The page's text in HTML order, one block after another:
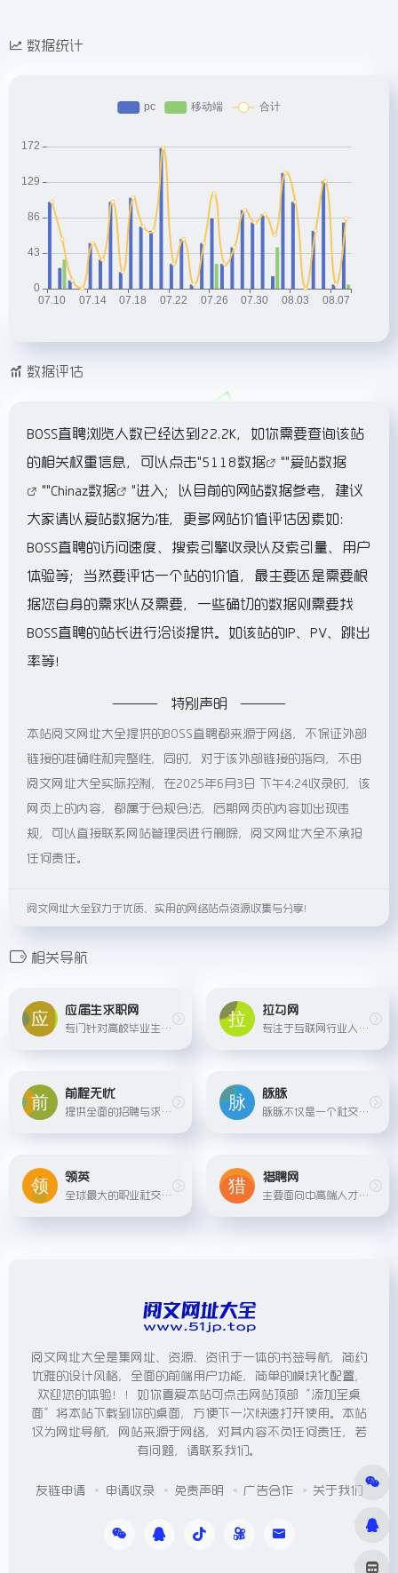
数据统计
数据评估
BOSS直聘浏览人数已经达到22.2K，如你需要查询该站
的相关权重信息，可以点击"5118数据 ""爱站数据
""Chinaz数据
"进入；以目前的网站数据参考，建议
大家请以爱站数据为准，更多网站价值评估因素如：
BOSS直聘的访问速度、搜索引擎收录以及索引量、用户
体验等；当然要评估一个站的价值，最主要还是需要根
据您自身的需求以及需要，一些确切的数据则需要找
BOSS直聘的站长进行洽谈提供。如该站的IP、PV、跳出
率等！
特别声明
本站阅文网址大全提供的BOSS直聘都来源于网络，不保证外部
链接的准确性和完整性，同时，对于该外部链接的指向，不由
阅文网址大全实际控制，在2025年6月3日 下午4:24收录时，该
网页上的内容，都属于合规合法，后期网页的内容如出现违
规，可以直接联系网站管理员进行删除，阅文网址大全不承担
任何责任。
阅文网址大全致力于优质、实用的网络站点资源收集与分享！
相关导航
应届生求职网
专门针对高校毕业生的求职网站，提供丰富的校园招聘信息、实习机会和求职指导服务。
拉勾网
专注于互联网行业人才招聘，为企业和求职者提供高质量的职业机会，尤其是在互联网技术、产品、运营等领域享有盛誉。
前程无忧
提供全面的招聘与求职服务，包括网络招聘、校园招聘、猎头服务等。
脉脉
脉脉不仅是一个社交招聘平台，还提供了基于人脉关系的求职和招聘服务，同时包含职场动态分享、行业交流等功能。
领英
全球最大的职业社交网站领英在中国也有业务，通过建立职业档案、拓展职业人脉，为中国用户提供更广泛的求职与招聘机遇。
猎聘网
主要面向中高端人才市场，提供职业机会推荐、简历保护、猎头服务等功能，以及职场资讯和职业规划指导。
阅文网址大全是集网址、资源、资讯于一体的书签导航，简约
优雅的设计风格，全面的前端用户功能，简单的模块化配置，
欢迎您的体验！！如你喜爱本站可点击网站顶部“添加至桌
面”将本站下载到你的桌面，方便下一次快速打开使用。本站
仅为网址导航，网站来源于网络，对其内容不负任何责任，若
有问题，请联系我们。
友链申请 申请收录 免责声明 广告合作 关于我们